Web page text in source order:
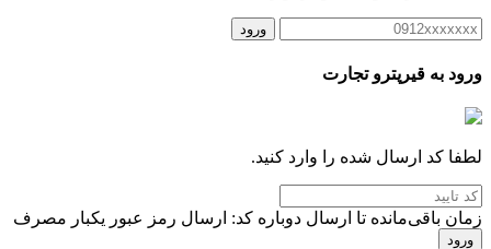
ورود
ورود به قیرپترو تجارت
لطفا کد ارسال شده را وارد کنید.
زمان باقی‌مانده تا ارسال دوباره کد: ارسال رمز عبور یکبار مصرف
ورود